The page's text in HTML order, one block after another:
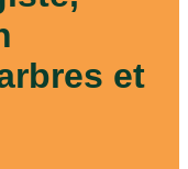
et